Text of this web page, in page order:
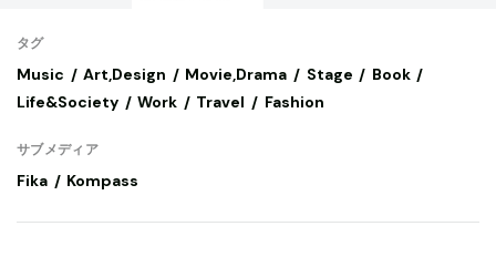
タグ
Music Art,Design Movie,Drama Stage
Book
Life&Society
Work Travel Fashion
サブメディア
Fika Kompass